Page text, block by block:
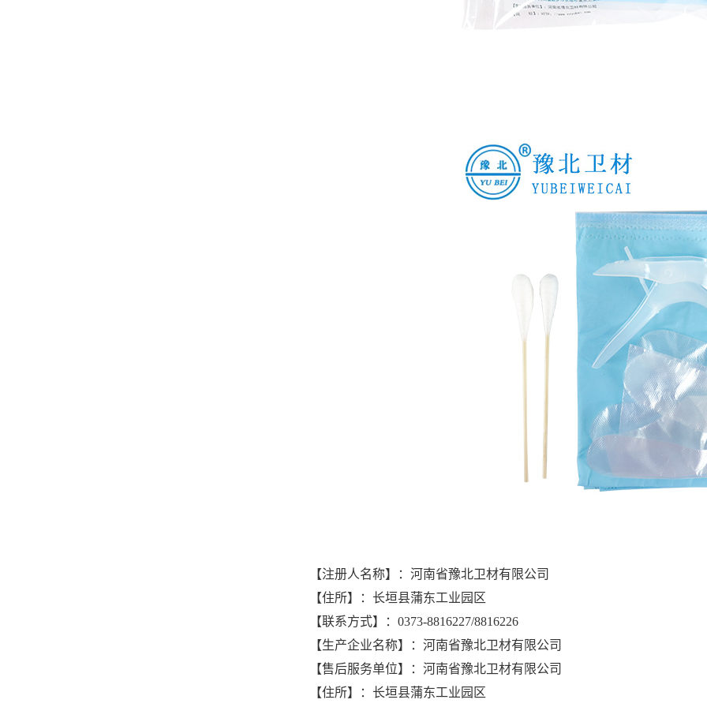
【注册人名称】：河南省豫北卫材有限公司
【住所】：长垣县蒲东工业园区
【联系方式】： 0373-8816227/8816226
【生产企业名称】：河南省豫北卫材有限公司
【售后服务单位】：河南省豫北卫材有限公司
【住所】：长垣县蒲东工业园区